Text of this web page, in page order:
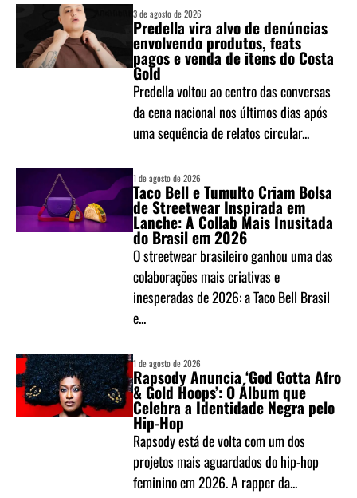
3 de agosto de 2026
Predella vira alvo de denúncias
envolvendo produtos, feats
pagos e venda de itens do Costa
Gold
Predella voltou ao centro das conversas
da cena nacional nos últimos dias após
uma sequência de relatos circular...
1 de agosto de 2026
Taco Bell e Tumulto Criam Bolsa
de Streetwear Inspirada em
Lanche: A Collab Mais Inusitada
do Brasil em 2026
O streetwear brasileiro ganhou uma das
colaborações mais criativas e
inesperadas de 2026: a Taco Bell Brasil
e...
1 de agosto de 2026
Rapsody Anuncia ‘God Gotta Afro
& Gold Hoops’: O Álbum que
Celebra a Identidade Negra pelo
Hip-Hop
Rapsody está de volta com um dos
projetos mais aguardados do hip-hop
feminino em 2026. A rapper da...